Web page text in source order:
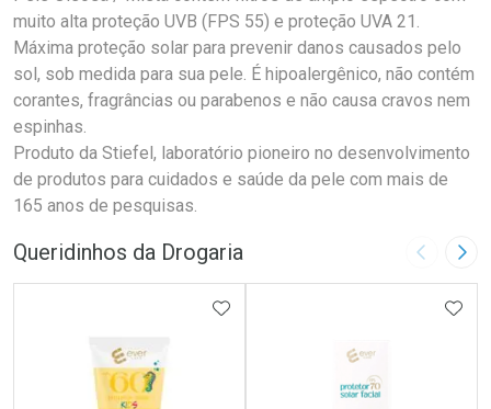
muito alta proteção UVB (FPS 55) e proteção UVA 21.
Máxima proteção solar para prevenir danos causados pelo
sol, sob medida para sua pele. É hipoalergênico, não contém
corantes, fragrâncias ou parabenos e não causa cravos nem
espinhas.
Produto da Stiefel, laboratório pioneiro no desenvolvimento
de produtos para cuidados e saúde da pele com mais de
165 anos de pesquisas.
Queridinhos da Drogaria Imagem
ADICIONAR AOS FAVORITOS